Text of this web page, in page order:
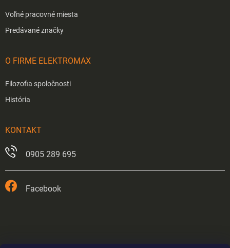
Voľné pracovné miesta
Predávané značky
O FIRME ELEKTROMAX
Filozofia spoločnosti
História
KONTAKT
0905 289 695
Facebook